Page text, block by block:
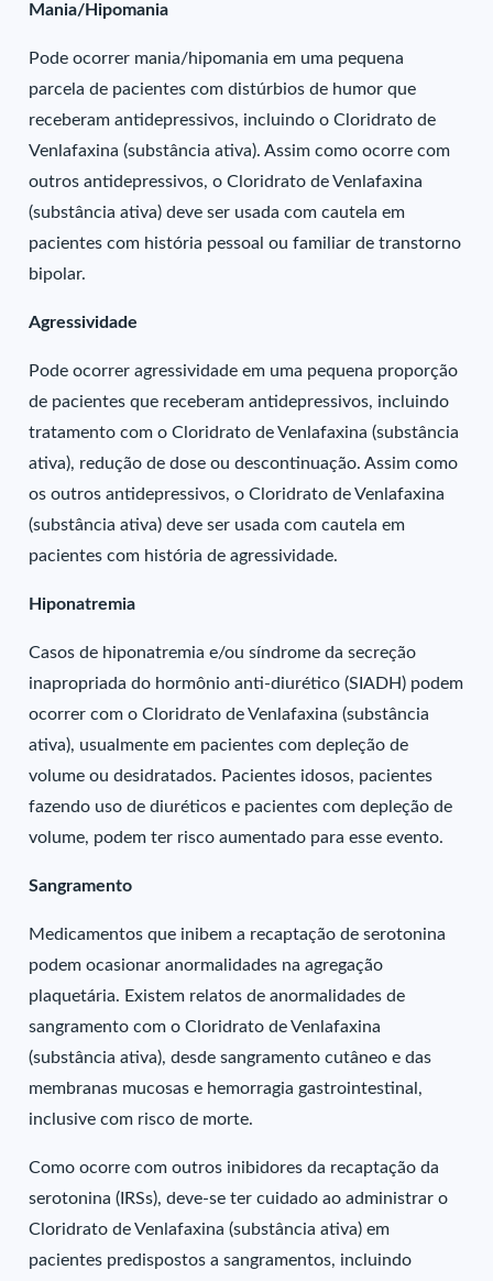
Mania/Hipomania
Pode ocorrer mania/hipomania em uma pequena
parcela de pacientes com distúrbios de humor que
receberam antidepressivos, incluindo o Cloridrato de
Venlafaxina (substância ativa). Assim como ocorre com
outros antidepressivos, o Cloridrato de Venlafaxina
(substância ativa) deve ser usada com cautela em
pacientes com história pessoal ou familiar de transtorno
bipolar.
Agressividade
Pode ocorrer agressividade em uma pequena proporção
de pacientes que receberam antidepressivos, incluindo
tratamento com o Cloridrato de Venlafaxina (substância
ativa), redução de dose ou descontinuação. Assim como
os outros antidepressivos, o Cloridrato de Venlafaxina
(substância ativa) deve ser usada com cautela em
pacientes com história de agressividade.
Hiponatremia
Casos de hiponatremia e/ou síndrome da secreção
inapropriada do hormônio anti-diurético (SIADH) podem
ocorrer com o Cloridrato de Venlafaxina (substância
ativa), usualmente em pacientes com depleção de
volume ou desidratados. Pacientes idosos, pacientes
fazendo uso de diuréticos e pacientes com depleção de
volume, podem ter risco aumentado para esse evento.
Sangramento
Medicamentos que inibem a recaptação de serotonina
podem ocasionar anormalidades na agregação
plaquetária. Existem relatos de anormalidades de
sangramento com o Cloridrato de Venlafaxina
(substância ativa), desde sangramento cutâneo e das
membranas mucosas e hemorragia gastrointestinal,
inclusive com risco de morte.
Como ocorre com outros inibidores da recaptação da
serotonina (IRSs), deve-se ter cuidado ao administrar o
Cloridrato de Venlafaxina (substância ativa) em
pacientes predispostos a sangramentos, incluindo